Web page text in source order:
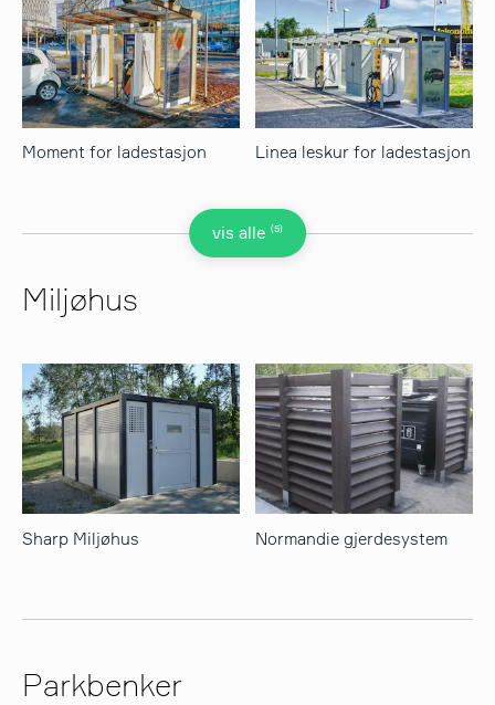
vis alle (5)
Moment for ladestasjon Linea leskur for ladestasjon
Miljøhus
Sharp Miljøhus Normandie gjerdesystem
Parkbenker